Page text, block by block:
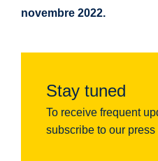
novembre 2022.
Stay tuned
To receive frequent
subscribe to our press